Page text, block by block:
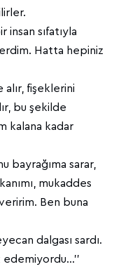
insan sıfatıyla
Hatta hepiniz
alır, fişeklerini
bu şekilde
kalana kadar
bayrağıma sarar,
mukaddes
Ben buna
dalgası sardı.